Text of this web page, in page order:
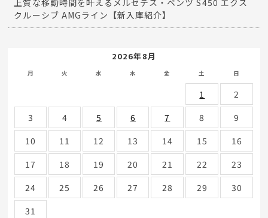
スワロフスキークリスタルPKGを備えたメルセデス・ベン
ツ S550 クーペが入庫しました【新入庫紹介】
C180 アバンギャルド【新入庫紹介】
力強いディーゼル性能が魅力のメルセデス・ベンツ E350
上質な移動時間を叶えるメルセデス・ベンツ S450 エクス
クルーシブ AMGライン【新入庫紹介】
2026年8月
月 火 水 木 金 土 日